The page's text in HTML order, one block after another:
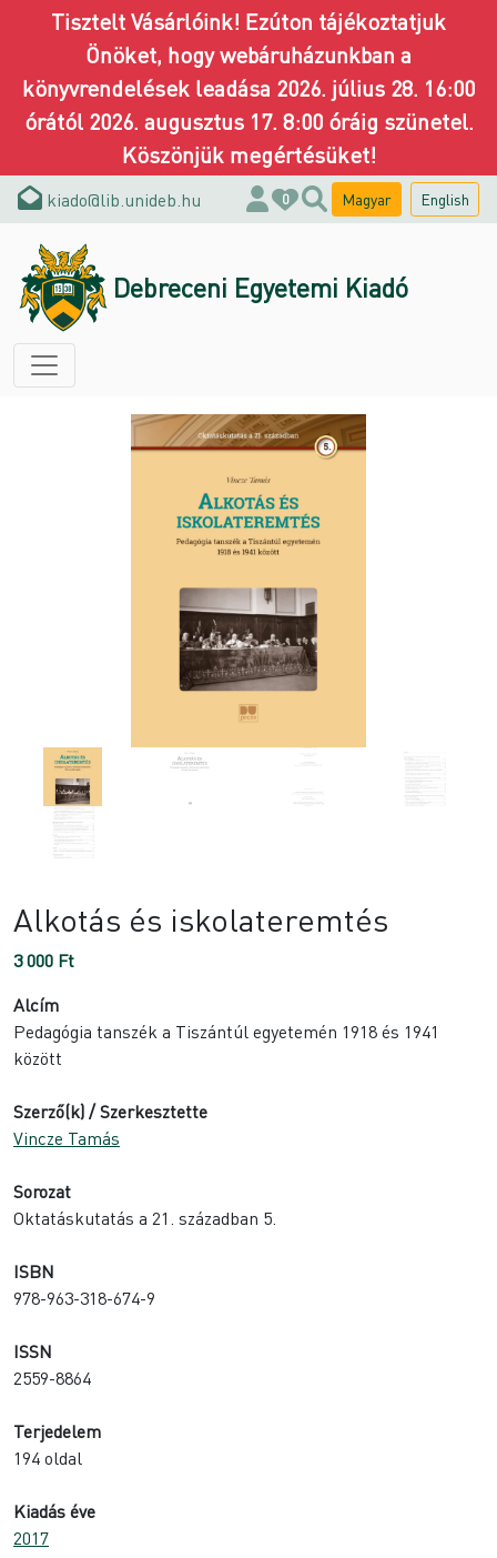
Tisztelt Vásárlóink! Ezúton tájékoztatjuk
Önöket, hogy webáruházunkban a
könyvrendelések leadása 2026. július 28. 16:00
órától 2026. augusztus 17. 8:00 óráig szünetel.
Köszönjük megértésüket!
kiado@lib.unideb.hu 0 Magyar English
Debreceni Egyetemi Kiadó
Alkotás és iskolateremtés
3 000 Ft
Alcím
Pedagógia tanszék a Tiszántúl egyetemén 1918 és 1941
között
Szerző(k) / Szerkesztette
Vincze Tamás
Sorozat
Oktatáskutatás a 21. században 5.
ISBN
978-963-318-674-9
ISSN
2559-8864
Terjedelem
194 oldal
Kiadás éve
2017